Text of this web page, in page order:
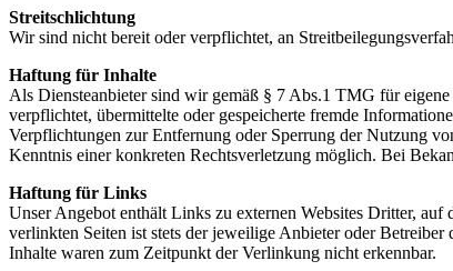
Streitschlichtung
Wir sind nicht bereit oder verpflichtet, an
Haftung für Inhalte
Als Diensteanbieter sind wir gemäß § 7 Abs.1 TMG für
verpflichtet, übermittelte oder gespeicherte fremde
Verpflichtungen zur Entfernung oder Sperrung der Nutzung
Kenntnis einer konkreten Rechtsverletzung möglich. Bei
Haftung für Links
Unser Angebot enthält Links zu externen Websites Dritter,
verlinkten Seiten ist stets der jeweilige Anbieter oder
Inhalte waren zum Zeitpunkt der Verlinkung nicht erkennbar.